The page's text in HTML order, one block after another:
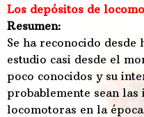
Los depósitos de
Resumen:
Se ha reconocido
estudio casi desde el
poco conocidos y su
probablemente sean
locomotoras en la